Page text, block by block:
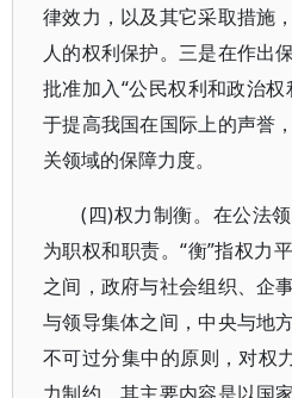
律效力，以及其它采取措施
人的权利保护。三是在作出
批准加入“公民权利和政治
于提高我国在国际上的声誉
关领域的保障力度。
(四)权力制衡。在公法
为职权和职责。“衡”指权力
之间，政府与社会组织、企
与领导集体之间，中央与地
不可过分集中的原则，对权